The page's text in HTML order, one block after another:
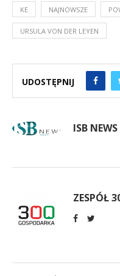
KE NAJNOWSZE
URSULA VON DER LEYEN
UDOSTĘPNIJ
ISB NEWS
ZESPÓŁ